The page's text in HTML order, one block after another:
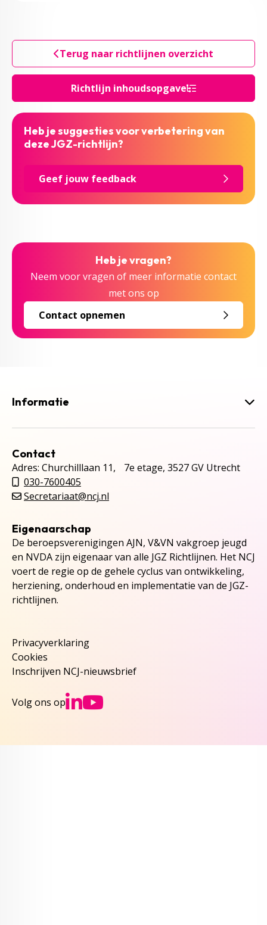
Richtlijn inhoudsopgave
Terug naar richtlijnen overzicht
Heb je suggesties voor verbetering van
deze JGZ-richtlijn?
Geef jouw feedback
Heb je vragen?
Neem voor vragen of meer informatie contact
met ons op
Contact opnemen
Informatie
Contact
Adres: Churchilllaan 11, 7e etage, 3527 GV Utrecht
030-7600405
Secretariaat@ncj.nl
Eigenaarschap
De beroepsverenigingen AJN, V&VN vakgroep jeugd
en NVDA zijn eigenaar van alle JGZ Richtlijnen. Het NCJ
voert de regie op de gehele cyclus van ontwikkeling,
herziening, onderhoud en implementatie van de JGZ-
richtlijnen.
Privacyverklaring
Cookies
Inschrijven NCJ-nieuwsbrief
Volg ons op Ga naar NCJs